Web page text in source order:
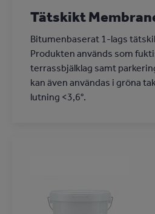
Tätskikt
Bitumenbaserat 1-lags
Produkten används som
terrassbjälklag samt
kan även användas i gröna
lutning <3,6°.